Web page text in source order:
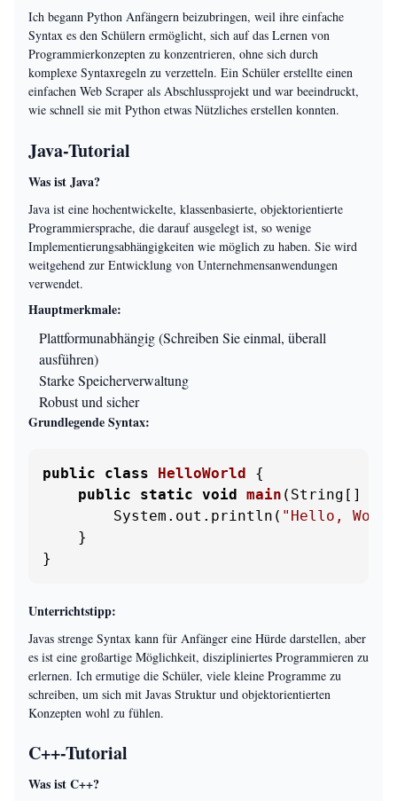
Ich begann Python Anfängern beizubringen, weil ihre einfache
Syntax es den Schülern ermöglicht, sich auf das Lernen von
Programmierkonzepten zu konzentrieren, ohne sich durch
komplexe Syntaxregeln zu verzetteln. Ein Schüler erstellte einen
einfachen Web Scraper als Abschlussprojekt und war beeindruckt,
wie schnell sie mit Python etwas Nützliches erstellen konnten.
Java-Tutorial
Was ist Java?
Java ist eine hochentwickelte, klassenbasierte, objektorientierte
Programmiersprache, die darauf ausgelegt ist, so wenige
Implementierungsabhängigkeiten wie möglich zu haben. Sie wird
weitgehend zur Entwicklung von Unternehmensanwendungen
verwendet.
Hauptmerkmale:
Plattformunabhängig (Schreiben Sie einmal, überall
ausführen)
Starke Speicherverwaltung
Robust und sicher
Grundlegende Syntax:
public class HelloWorld {
public
static void main (String[]
        System.out.println(
"Hello,
    }
}
Unterrichtstipp:
Javas strenge Syntax kann für Anfänger eine Hürde darstellen, aber
es ist eine großartige Möglichkeit, diszipliniertes Programmieren zu
erlernen. Ich ermutige die Schüler, viele kleine Programme zu
schreiben, um sich mit Javas Struktur und objektorientierten
Konzepten wohl zu fühlen.
C++-Tutorial
Was ist C++?